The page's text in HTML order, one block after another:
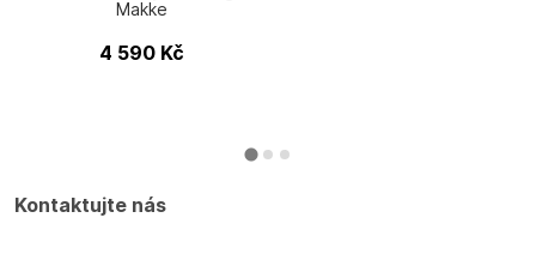
Makke
4 590 Kč
Kontaktujte nás